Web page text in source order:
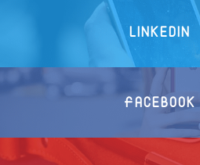
LINKEDIN
FACEBOOK